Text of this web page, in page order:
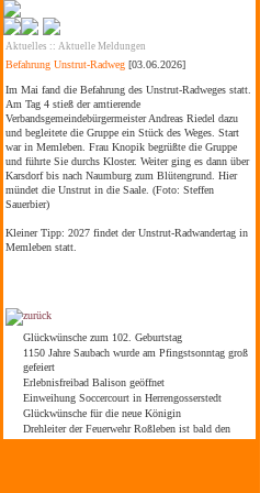
Aktuelles :: Aktuelle Meldungen
Befahrung Unstrut-Radweg [03.06.2026]
Im Mai fand die Befahrung des Unstrut-Radweges statt.
Am Tag 4 stieß der amtierende
Verbandsgemeindebürgermeister Andreas Riedel dazu
und begleitete die Gruppe ein Stück des Weges. Start
war in Memleben. Frau Knopik begrüßte die Gruppe
und führte Sie durchs Kloster. Weiter ging es dann über
Karsdorf bis nach Naumburg zum Blütengrund. Hier
mündet die Unstrut in die Saale. (Foto: Steffen
Sauerbier)
Kleiner Tipp: 2027 findet der Unstrut-Radwandertag in
Memleben statt.
Glückwünsche zum 102. Geburtstag
1150 Jahre Saubach wurde am Pfingstsonntag groß
gefeiert
Erlebnisfreibad Balison geöffnet
Einweihung Soccercourt in Herrengosserstedt
Glückwünsche für die neue Königin
Drehleiter der Feuerwehr Roßleben ist bald den
Gemeinden Kaiserpfalz und Finne im Einsatz